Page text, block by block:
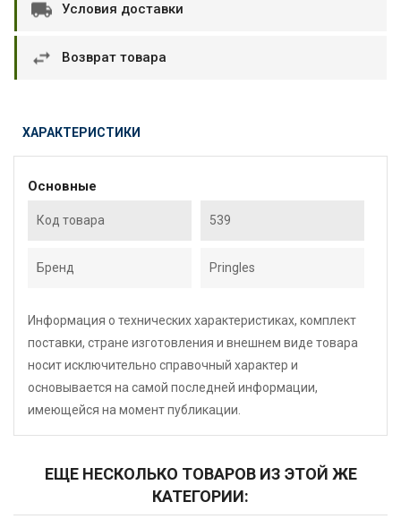
Условия доставки
Возврат товара
ХАРАКТЕРИСТИКИ
Основные
Код товара 539
Бренд Pringles
Информация о технических характеристиках, комплект
поставки, стране изготовления и внешнем виде товара
носит исключительно справочный характер и
основывается на самой последней информации,
имеющейся на момент публикации.
ЕЩЕ НЕСКОЛЬКО ТОВАРОВ ИЗ ЭТОЙ ЖЕ
КАТЕГОРИИ: